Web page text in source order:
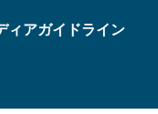
ィアガイドライン